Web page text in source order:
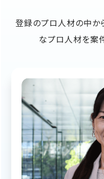
登録のプロ人材の中か
なプロ人材を案